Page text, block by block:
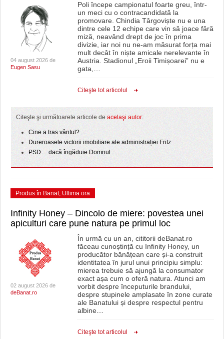
04 august 2026 de
Eugen Sasu
Poli începe campionatul foarte greu, într-
un meci cu o contracandidată la
promovare. Chindia Târgoviște nu e una
dintre cele 12 echipe care vin să joace fără
miză, neavând drept de joc în prima
divizie, iar noi nu ne-am măsurat forța mai
mult decât în niște amicale nerelevante în
Austria. Stadionul „Eroii Timișoarei” nu e
gata,…
Citeşte tot articolul
Citeşte şi următoarele articole de acelaşi autor:
Cine a tras vântul?
Dureroasele victorii imobiliare ale administrației Fritz
PSD… dacă îngăduie Domnul
Produs în Banat, Ultima ora
Infinity Honey – Dincolo de miere: povestea unei
apiculturi care pune natura pe primul loc
02 august 2026 de
deBanat.ro
În urmă cu un an, cititorii deBanat.ro
făceau cunoștință cu Infinity Honey, un
producător bănățean care și-a construit
identitatea în jurul unui principiu simplu:
mierea trebuie să ajungă la consumator
exact așa cum o oferă natura. Atunci am
vorbit despre începuturile brandului,
despre stupinele amplasate în zone curate
ale Banatului și despre respectul pentru
albine…
Citeşte tot articolul